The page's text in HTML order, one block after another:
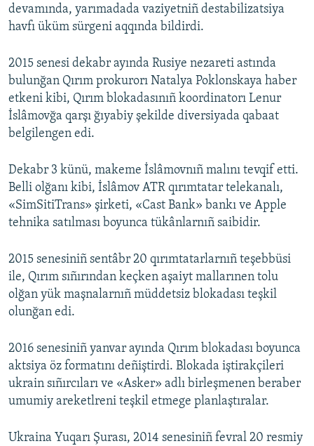
devamında, yarımadada vaziyetniñ destabilizatsiya
havfı üküm sürgeni aqqında bildirdi.
2015 senesi dekabr ayında Rusiye nezareti astında
bulunğan Qırım prokurorı Natalya Poklonskaya haber
etkeni kibi, Qırım blokadasınıñ koordinatorı Lenur
İslâmovğa qarşı ğıyabiy şekilde diversiyada qabaat
belgilengen edi.
Dekabr 3 künü, makeme İslâmovnıñ malını tevqif etti.
Belli olğanı kibi, İslâmov ATR qırımtatar telekanalı,
«SimSitiTrans» şirketi, «Cast Bank» bankı ve Apple
tehnika satılması boyunca tükânlarnıñ saibidir.
2015 senesiniñ sentâbr 20 qırımtatarlarnıñ teşebbüsi
ile, Qırım sıñırından keçken aşaiyt mallarınen tolu
olğan yük maşnalarnıñ müddetsiz blokadası teşkil
olunğan edi.
2016 senesiniñ yanvar ayında Qırım blokadası boyunca
aktsiya öz formatını deñiştirdi. Blokada iştirakçileri
ukrain sıñırcıları ve «Asker» adlı birleşmenen beraber
umumiy areketlreni teşkil etmege planlaştıralar.
Ukraina Yuqarı Şurası, 2014 senesiniñ fevral 20 resmiy